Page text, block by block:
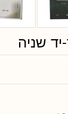
יד שניה